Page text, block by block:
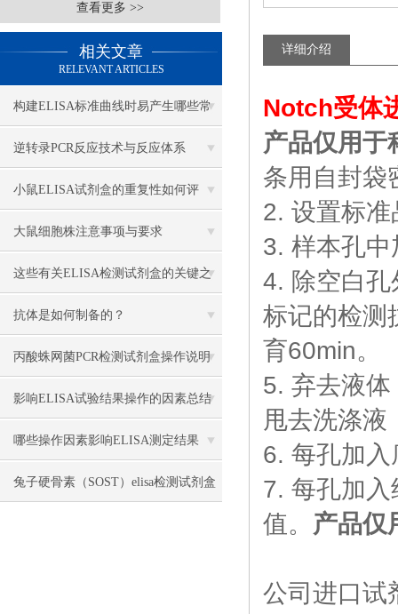
查看更多 >>
相关文章
RELEVANT ARTICLES
构建ELISA标准曲线时易产生哪些常
见异常？
逆转录PCR反应技术与反应体系
小鼠ELISA试剂盒的重复性如何评
估？
大鼠细胞株注意事项与要求
这些有关ELISA检测试剂盒的关键之
处，你一定要知道
抗体是如何制备的？
丙酸蛛网菌PCR检测试剂盒操作说明
影响ELISA试验结果操作的因素总结
哪些操作因素影响ELISA测定结果
兔子硬骨素（SOST）elisa检测试剂盒
详细介绍
Notch受体
产品仅用于
条用自封
2. 设置标
3. 样本孔
4. 除空白
标记的检测
育60min。
5. 弃去液
甩去洗涤液
6. 每孔加
7. 每孔加
值。 产品仅
公司进口试